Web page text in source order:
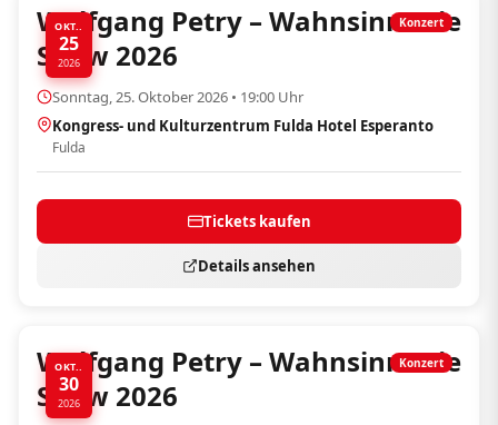
OKT..
25
2026
Konzert
Wolfgang Petry – Wahnsinn! Die
Show 2026
Sonntag, 25. Oktober 2026 • 19:00 Uhr
Kongress- und Kulturzentrum Fulda Hotel Esperanto
Fulda
Tickets kaufen
Details ansehen
OKT..
30
2026
Konzert
Wolfgang Petry – Wahnsinn! Die
Show 2026